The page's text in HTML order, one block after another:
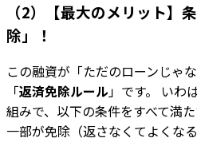
（2）【最大のメリット】
除」！
この融資が「ただのローンじゃ
「返済免除ルール」です。 いわ
組みで、以下の条件をすべて満
一部が免除（返さなくてよくな